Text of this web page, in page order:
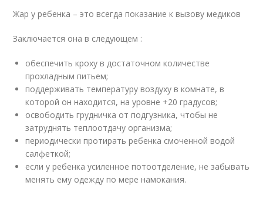
Жар у ребенка – это всегда показание к вызову медиков
Заключается она в следующем :
обеспечить кроху в достаточном количестве
прохладным питьем;
поддерживать температуру воздуху в комнате, в
которой он находится, на уровне +20 градусов;
освободить грудничка от подгузника, чтобы не
затруднять теплоотдачу организма;
периодически протирать ребенка смоченной водой
салфеткой;
если у ребенка усиленное потоотделение, не забывать
менять ему одежду по мере намокания.